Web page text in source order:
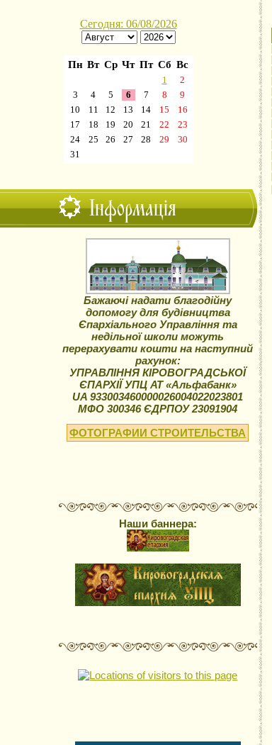
Інформація
Бажаючі надати благодійну
допомогу для будівництва
Єпархіального Управління та
недільної школи можуть
перерахувати кошти на наступний
рахунок:
УПРАВЛІННЯ КІРОВОГРАДСЬКОЇ
ЄПАРХІЇ УПЦ АТ «Альфабанк»
UA 933003460000026004022023801
МФО 300346 ЄДРПОУ 23091904
ФОТОГРАФИИ СТРОИТЕЛЬСТВА
Наши баннера: